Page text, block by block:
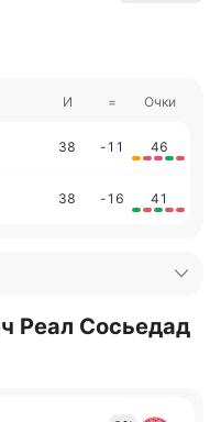
И = Очки
38 -11 46
38 -16 41
Реал Сосьедад